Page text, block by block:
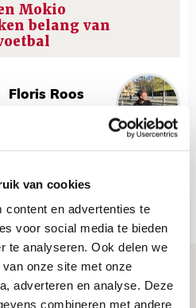
van cookies
content en advertenties te
voor social media te bieden
te analyseren. Ook delen we
onze site met onze
adverteren en analyse. Deze
combineren met andere
Mokio
belang van
Floris Roos
en